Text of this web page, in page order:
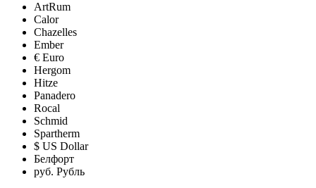
ArtRum
Calor
Chazelles
Ember
€ Euro
Hergom
Hitze
Panadero
Rocal
Schmid
Spartherm
$ US Dollar
Белфорт
руб. Рубль